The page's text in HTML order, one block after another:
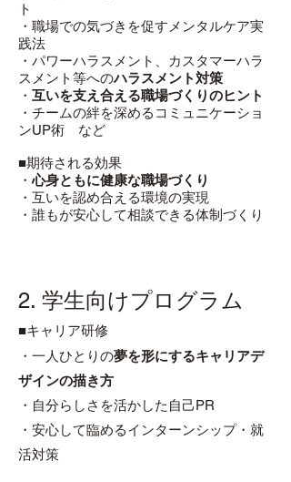
ト
・職場での気づきを促すメンタルケア実
践法
・パワーハラスメント
、カスタマーハラ
スメント等へのハラスメント対策
・ 互いを支え合える職場づくりのヒント
・チームの絆を深めるコミュニケーショ
ンUP術 など
■期待される効果
・心身ともに健康な職場づくり
・互いを認め合える環境の実現
・誰もが安心して相談できる体制づくり
2. 学生向けプログラム
■キャリア研修
・一人ひとりの夢を形にするキャリアデ
ザインの描き方
・自分らしさを活かした自己PR
・安心して臨めるインターンシップ・就
活対策